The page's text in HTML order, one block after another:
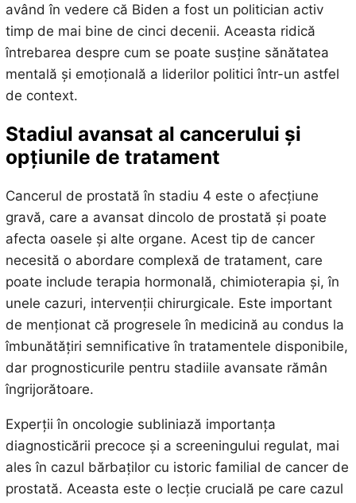
având în vedere că Biden a fost un politician activ
timp de mai bine de cinci decenii. Aceasta ridică
întrebarea despre cum se poate susține sănătatea
mentală și emoțională a liderilor politici într-un astfel
de context.
Stadiul avansat al cancerului și
opțiunile de tratament
Cancerul de prostată în stadiu 4 este o afecțiune
gravă, care a avansat dincolo de prostată și poate
afecta oasele și alte organe. Acest tip de cancer
necesită o abordare complexă de tratament, care
poate include terapia hormonală, chimioterapia și, în
unele cazuri, intervenții chirurgicale. Este important
de menționat că progresele în medicină au condus la
îmbunătățiri semnificative în tratamentele disponibile,
dar prognosticurile pentru stadiile avansate rămân
îngrijorătoare.
Experții în oncologie subliniază importanța
diagnosticării precoce și a screeningului regulat, mai
ales în cazul bărbaților cu istoric familial de cancer de
prostată. Aceasta este o lecție crucială pe care cazul